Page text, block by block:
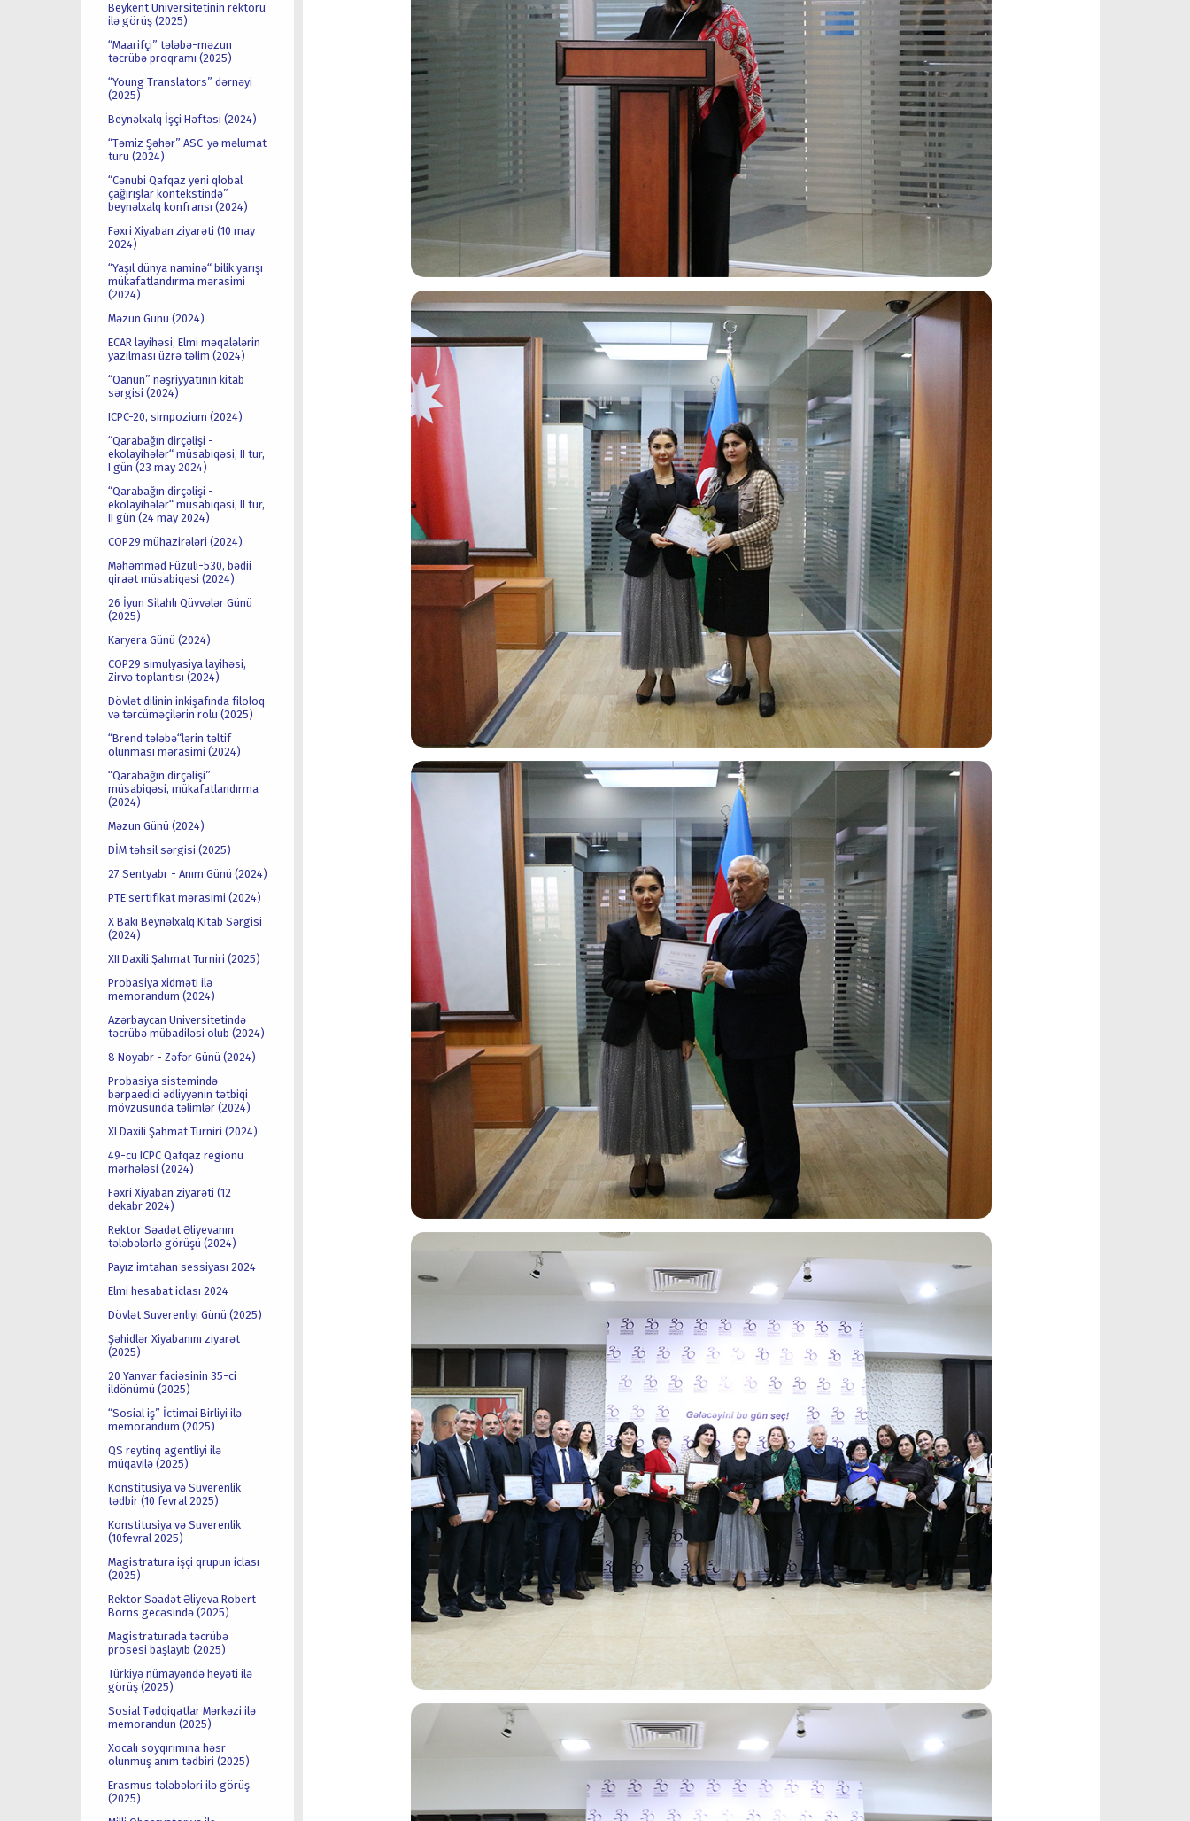
Beykent Universitetinin rektoru
ilə görüş (2025)
“Maarifçi” tələbə-məzun
təcrübə proqramı (2025)
“Young Translators” dərnəyi
(2025)
Beynəlxalq İşçi Həftəsi (2024)
“Təmiz Şəhər” ASC-yə məlumat
turu (2024)
“Cənubi Qafqaz yeni qlobal
çağırışlar kontekstində”
beynəlxalq konfransı (2024)
Fəxri Xiyaban ziyarəti (10 may
2024)
“Yaşıl dünya naminə“ bilik yarışı
mükafatlandırma mərasimi
(2024)
Məzun Günü (2024)
ECAR layihəsi, Elmi məqalələrin
yazılması üzrə təlim (2024)
“Qanun” nəşriyyatının kitab
sərgisi (2024)
ICPC-20, simpozium (2024)
“Qarabağın dirçəlişi -
ekolayihələr“ müsabiqəsi, II tur,
I gün (23 may 2024)
“Qarabağın dirçəlişi -
ekolayihələr“ müsabiqəsi, II tur,
II gün (24 may 2024)
COP29 mühazirələri (2024)
Məhəmməd Füzuli-530, bədii
qiraət müsabiqəsi (2024)
26 İyun Silahlı Qüvvələr Günü
(2025)
Karyera Günü (2024)
COP29 simulyasiya layihəsi,
Zirvə toplantısı (2024)
Dövlət dilinin inkişafında filoloq
və tərcüməçilərin rolu (2025)
“Brend tələbə“lərin təltif
olunması mərasimi (2024)
“Qarabağın dirçəlişi”
müsabiqəsi, mükafatlandırma
(2024)
Məzun Günü (2024)
DİM təhsil sərgisi (2025)
27 Sentyabr - Anım Günü (2024)
PTE sertifikat mərasimi (2024)
X Bakı Beynəlxalq Kitab Sərgisi
(2024)
XII Daxili Şahmat Turniri (2025)
Probasiya xidməti ilə
memorandum (2024)
Azərbaycan Universitetində
təcrübə mübadiləsi olub (2024)
8 Noyabr - Zəfər Günü (2024)
Probasiya sistemində
bərpaedici ədliyyənin tətbiqi
mövzusunda təlimlər (2024)
XI Daxili Şahmat Turniri (2024)
49-cu ICPC Qafqaz regionu
mərhələsi (2024)
Fəxri Xiyaban ziyarəti (12
dekabr 2024)
Rektor Səadət Əliyevanın
tələbələrlə görüşü (2024)
Payız imtahan sessiyası 2024
Elmi hesabat iclası 2024
Dövlət Suverenliyi Günü (2025)
Şəhidlər Xiyabanını ziyarət
(2025)
20 Yanvar faciəsinin 35-ci
ildönümü (2025)
“Sosial iş” İctimai Birliyi ilə
memorandum (2025)
QS reytinq agentliyi ilə
müqavilə (2025)
Konstitusiya və Suverenlik
tədbir (10 fevral 2025)
Konstitusiya və Suverenlik
(10fevral 2025)
Magistratura işçi qrupun iclası
(2025)
Rektor Səadət Əliyeva Robert
Börns gecəsində (2025)
Magistraturada təcrübə
prosesi başlayıb (2025)
Türkiyə nümayəndə heyəti ilə
görüş (2025)
Sosial Tədqiqatlar Mərkəzi ilə
memorandun (2025)
Xocalı soyqırımına həsr
olunmuş anım tədbiri (2025)
Erasmus tələbələri ilə görüş
(2025)